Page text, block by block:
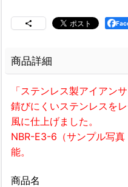
商品詳細
「ステンレス製アイアンサ
錆びにくいステンレスを
風に仕上げました。
NBR-E3-6（サンプル写
能。
商品名